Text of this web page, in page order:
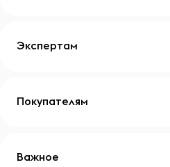
Экспертам
Покупателям
Важное